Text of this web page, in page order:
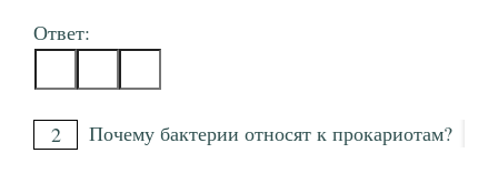
Ответ:
2 Почему бактерии относят к прокариотам?